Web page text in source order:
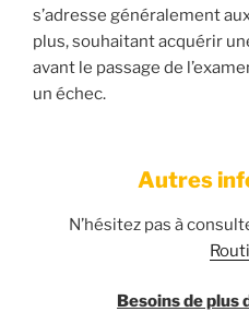
s’adresse généralement
plus, souhaitant acquérir
avant le passage de
un échec.
Autres
N’hésitez pas à
Besoins de plus